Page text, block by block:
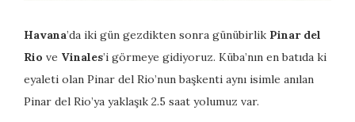
Havana’da iki gün gezdikten sonra günübirlik Pinar del
Rio ve Vinales’i görmeye gidiyoruz. Küba’nın en batıda ki
eyaleti olan Pinar del Rio’nun başkenti aynı isimle anılan
Pinar del Rio’ya yaklaşık 2.5 saat yolumuz var.